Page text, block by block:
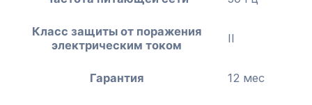
Класс защиты от поражения
электрическим током
II
Гарантия 12 мес